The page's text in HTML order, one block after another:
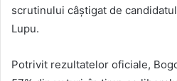
scrutinului câștigat de
Lupu.
Potrivit rezultatelor oficiale,